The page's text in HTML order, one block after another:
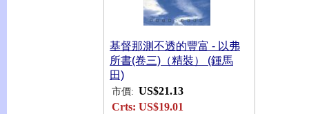
基督那測不透的豐富 - 以弗
所書(卷三)（精裝） (鍾馬
田)
市價: US$21.13
Crts: US$19.01